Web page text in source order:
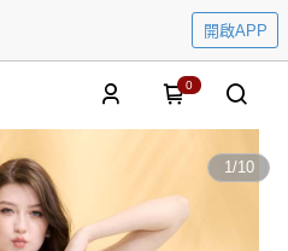
開啟APP
0
1/10